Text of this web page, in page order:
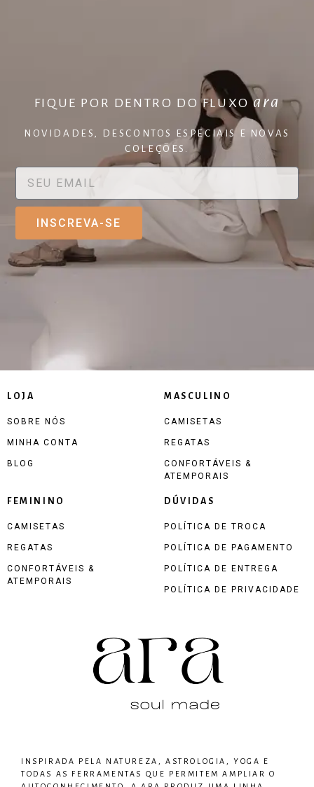
FIQUE POR DENTRO DO FLUXOara
NOVIDADES, DESCONTOS ESPECIAIS E NOVAS
COLEÇÕES.
INSCREVA-SE
LOJA
SOBRE NÓS
MINHA CONTA
BLOG
MASCULINO
CAMISETAS
REGATAS
CONFORTÁVEIS &
ATEMPORAIS
FEMININO
CAMISETAS
REGATAS
CONFORTÁVEIS &
ATEMPORAIS
DÚVIDAS
POLÍTICA DE TROCA
POLÍTICA DE PAGAMENTO
POLÍTICA DE ENTREGA
POLÍTICA DE PRIVACIDADE
INSPIRADA PELA NATUREZA, ASTROLOGIA, YOGA E
TODAS AS FERRAMENTAS QUE PERMITEM AMPLIAR O